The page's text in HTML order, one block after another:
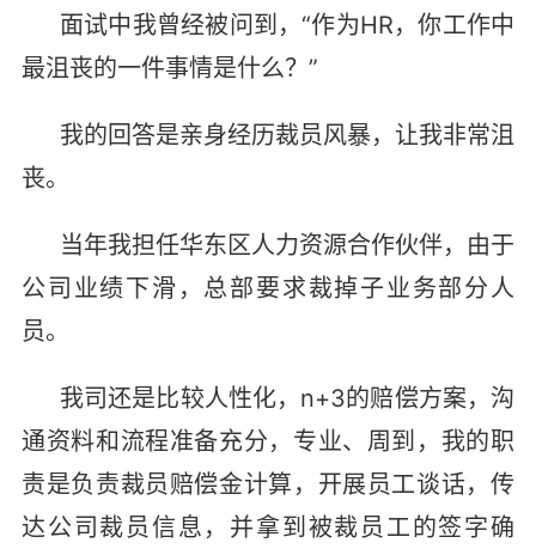
面试中我曾经被问到，“作为HR，你工作中
最沮丧的一件事情是什么？”
我的回答是亲身经历裁员风暴，让我非常沮
丧。
当年我担任华东区人力资源合作伙伴，由于
公司业绩下滑，总部要求裁掉子业务部分人
员。
我司还是比较人性化，n+3的赔偿方案，沟
通资料和流程准备充分，专业、周到，我的职
责是负责裁员赔偿金计算，开展员工谈话，传
达公司裁员信息，并拿到被裁员工的签字确